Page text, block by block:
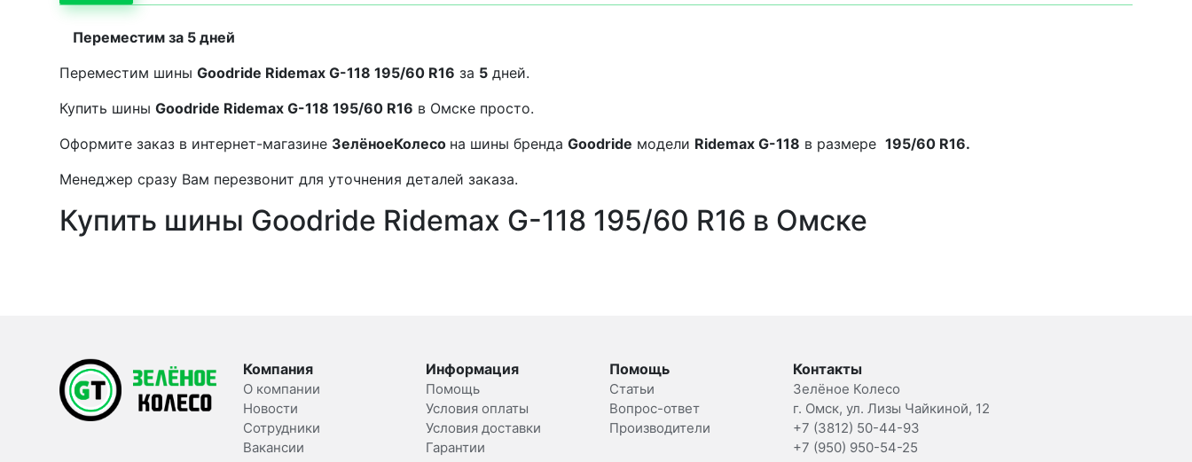
Переместим за 5 дней
Переместим шины Goodride Ridemax G-118 195/60 R16 за 5 дней.
Купить шины Goodride Ridemax G-118 195/60 R16 в Омске просто.
Оформите заказ в интернет-магазине ЗелёноеКолесо на шины бренда Goodride модели Ridemax G-118 в размере 195/60 R16.
Менеджер сразу Вам перезвонит для уточнения деталей заказа.
Купить шины Goodride Ridemax G-118 195/60 R16 в Омске
Компания
О компании
Новости
Сотрудники
Вакансии
Информация
Помощь
Условия оплаты
Условия доставки
Гарантии
Помощь
Статьи
Вопрос-ответ
Производители
Контакты
Зелёное Колесо
г. Омск, ул. Лизы Чайкиной, 12
+7 (3812) 50-44-93
+7 (950) 950-54-25